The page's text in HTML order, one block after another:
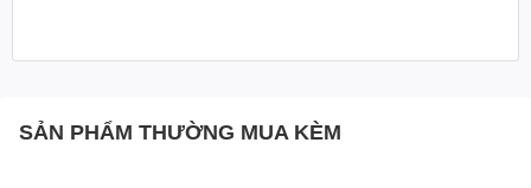
SẢN PHẨM THƯỜNG MUA KÈM